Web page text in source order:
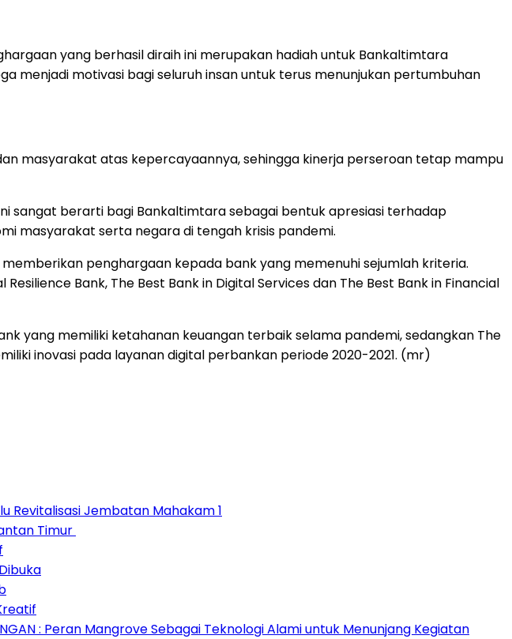
yang berhasil diraih ini merupakan hadiah untuk Bankaltimtara
menjadi motivasi bagi seluruh insan untuk terus menunjukan pertumbuhan
masyarakat atas kepercayaannya, sehingga kinerja perseroan tetap mampu
sangat berarti bagi Bankaltimtara sebagai bentuk apresiasi terhadap
masyarakat serta negara di tengah krisis pandemi.
penghargaan kepada bank yang memenuhi sejumlah kriteria.
Bank, The Best Bank in Digital Services dan The Best Bank in Financial
yang memiliki ketahanan keuangan terbaik selama pandemi, sedangkan The
inovasi pada layanan digital perbankan periode 2020-2021. (mr)
Revitalisasi Jembatan Mahakam 1
Timur
: Peran Mangrove Sebagai Teknologi Alami untuk Menunjang Kegiatan